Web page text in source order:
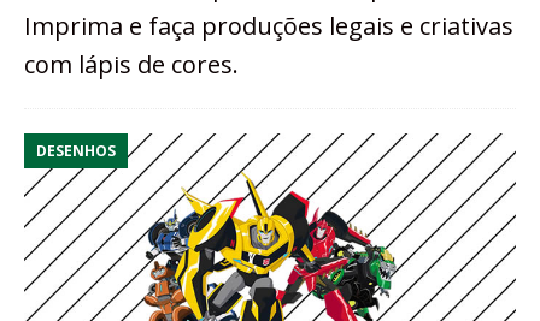
Imprima e faça produções legais e criativas
com lápis de cores.
DESENHOS